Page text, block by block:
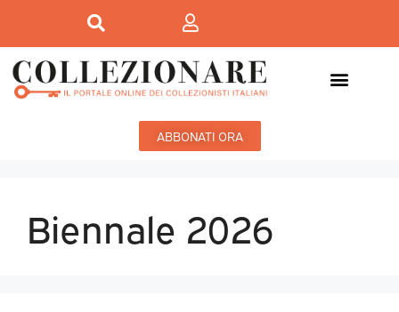
ABBONATI ORA
Biennale 2026